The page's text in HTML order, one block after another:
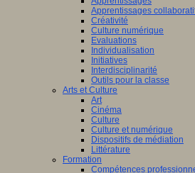
Apprentissages
Créativité
Culture numérique
Evaluations
Individualisation
Initiatives
Interdisciplinarité
Outils pour la classe
Arts et Culture
Art
Cinéma
Culture
Culture et numérique
Dispositifs de médiation
Littérature
Formation
Compétences